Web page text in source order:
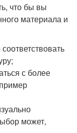
что бы вы
материала и
с более
может,